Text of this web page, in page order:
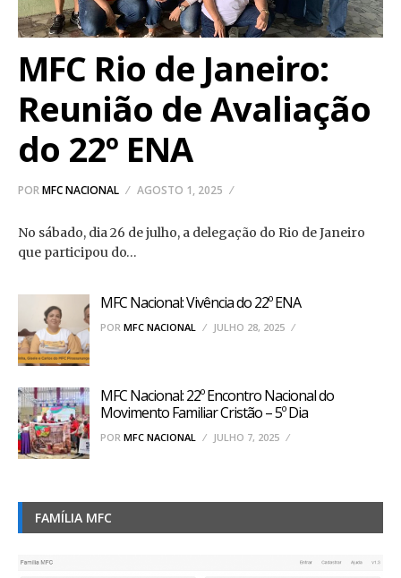
MFC Rio de Janeiro:
Reunião de Avaliação
do 22º ENA
PORMFC NACIONAL AGOSTO 1, 2025
No sábado, dia 26 de julho, a delegação do Rio de Janeiro
que participou do…
MFC Nacional: Vivência do 22º ENA
POR MFC NACIONAL JULHO 28, 2025
MFC Nacional: 22º Encontro Nacional do
Movimento Familiar Cristão – 5º Dia
POR MFC NACIONAL JULHO 7, 2025
FAMÍLIA MFC